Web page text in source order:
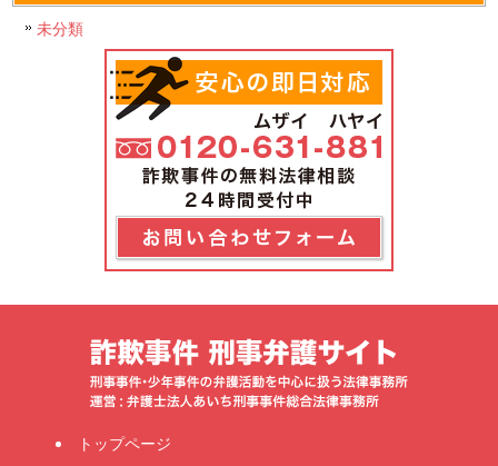
未分類
トップページ